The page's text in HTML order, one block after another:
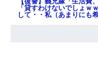
「貸すわけないでしょ
して・・私（あまりにも